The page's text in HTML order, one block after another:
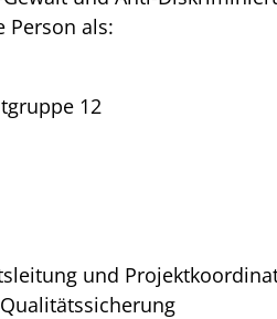
Person als:
12
und